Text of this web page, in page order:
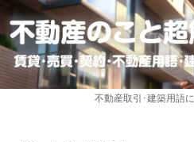
不動産取引･建築用語